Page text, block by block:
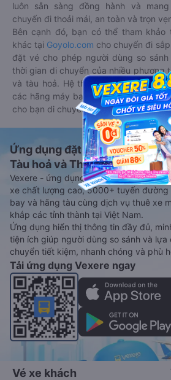
luôn sẵn sàng đồng hành và
chuyến đi thoải mái, an toàn và trọn
Bên cạnh đó, bạn có thể tham khảo
khác tại Goyolo.com cho chuyến đi
đặt vé cho phép người dùng so sánh
thời gian di chuyển của nhiều phương
và tàu hoả. Hệ thống của Goyolo
các hãng máy bay, xe khách và tàu
cho bạn di chuyển.
Ứng dụng đặt vé Xe khách,
Tàu hoả và Thuê xe
Vexere - ứng dụng đặt vé đa phương
xe chất lượng cao, 5000+ tuyến
bay và hãng tàu cùng dịch vụ thuê xe
khắp các tỉnh thành tại Việt Nam.
Ứng dụng hiển thị thông tin đầy đủ,
tiện ích giúp người dùng so sánh và lựa
chuyển tiết kiệm, nhanh chóng và phù
Tải ứng dụng Vexere ngay
Vé xe khách